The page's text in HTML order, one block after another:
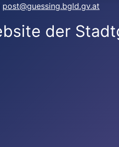
post@guessing.bgld.gv.at